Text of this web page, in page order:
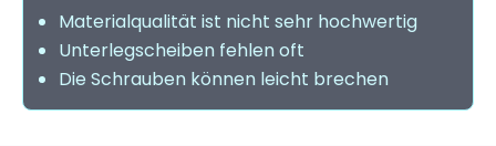
Materialqualität ist nicht sehr hochwertig
Unterlegscheiben fehlen oft
Die Schrauben können leicht brechen